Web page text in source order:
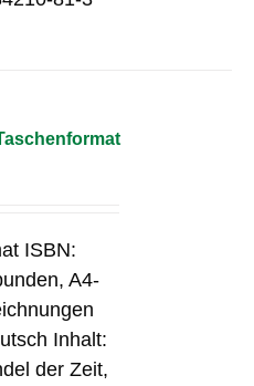
ISBN:
A4-
Inhalt:
der Zeit,